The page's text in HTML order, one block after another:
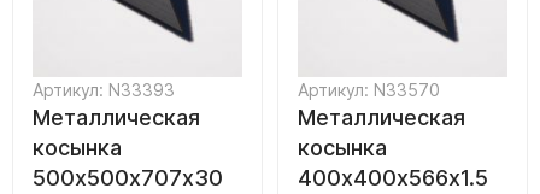
Артикул: N33393
Металлическая
косынка
500х500х707х30
Артикул: N33570
Металлическая
косынка
400х400х566х1.5